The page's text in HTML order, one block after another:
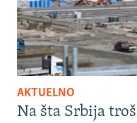
AKTUELNO
Na šta Srbija